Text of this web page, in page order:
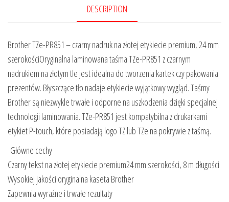
DESCRIPTION
Brother TZe-PR851 – czarny nadruk na złotej etykiecie premium, 24 mm
szerokościOryginalna laminowana taśma TZe-PR851 z czarnym
nadrukiem na złotym tle jest idealna do tworzenia kartek czy pakowania
prezentów. Błyszczące tło nadaje etykiecie wyjątkowy wygląd. Taśmy
Brother są niezwykle trwałe i odporne na uszkodzenia dzięki specjalnej
technologii laminowania. TZe-PR851 jest kompatybilna z drukarkami
etykiet P-touch, które posiadają logo TZ lub TZe na pokrywie z taśmą.
Główne cechy
Czarny tekst na złotej etykiecie premium24 mm szerokości, 8 m długości
Wysokiej jakości oryginalna kaseta Brother
Zapewnia wyraźne i trwałe rezultaty